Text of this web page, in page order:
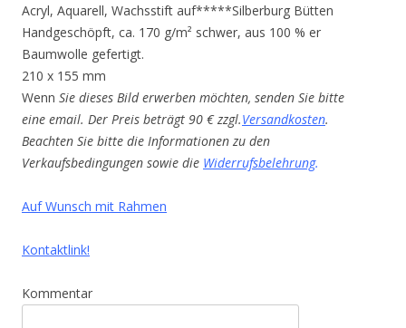
Acryl, Aquarell, Wachsstift auf*****Silberburg Bütten
Handgeschöpft, ca. 170 g/m² schwer, aus 100 % er
Baumwolle gefertigt.
210 x 155 mm
Wenn Sie dieses Bild erwerben möchten, senden Sie bitte
eine email. Der Preis beträgt 90 € zzgl.Versandkosten.
Beachten Sie bitte die Informationen zu den
Verkaufsbedingungen sowie die Widerrufsbelehrung.
Auf Wunsch mit Rahmen
Kontaktlink!
Kommentar